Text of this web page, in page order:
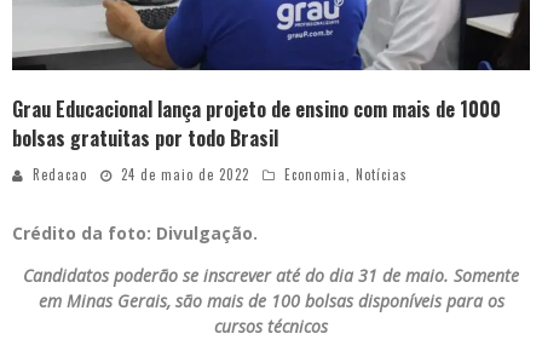
Grau Educacional lança projeto de ensino com mais de 1000
bolsas gratuitas por todo Brasil
Redacao 24 de maio de 2022 Economia, Notícias
Crédito da foto: Divulgação.
Candidatos poderão se inscrever até do dia 31 de maio. Somente
em Minas Gerais, são mais de 100 bolsas disponíveis para os
cursos técnicos